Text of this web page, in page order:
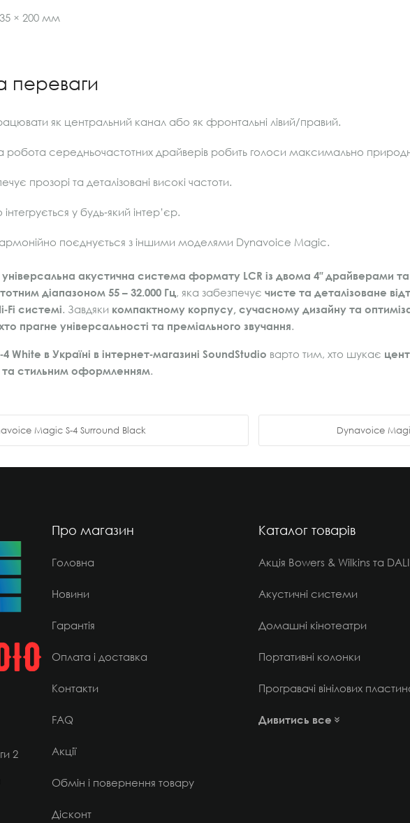
× 200 мм
переваги
як центральний канал або як фронтальні лівий/правий.
робота середньочастотних драйверів робить голоси максимально
прозорі та деталізовані високі частоти.
інтегрується у будь‑який інтер’єр.
поєднується з іншими моделями Dynavoice Magic.
універсальна акустична система формату LCR із двома 4″ драйверами та
діапазоном 55 – 32.000 Гц, яка забезпечує чисте та деталізоване
системі. Завдяки компактному корпусу, сучасному дизайну та
прагне універсальності та преміального звучання.
White в Україні в інтернет‑магазині SoundStudio варто тим, хто шукає
та стильним оформленням.
Magic S-4 Surround Black Dynavoice
2
Про магазин
Головна
Новини
Гарантія
Оплата і доставка
Контакти
FAQ
Акції
Обмін і повернення товару
Дісконт
Каталог товарів
Акція Bowers & Wilkins та DALI
Акустичні системи
Домашні кінотеатри
Портативні колонки
Програвачі вінілових
Дивитись все